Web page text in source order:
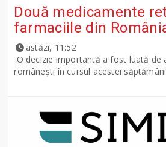
Două medicamente
farmaciile din
astăzi, 11:52
O decizie importantă a fost luată de
românești în cursul acestei